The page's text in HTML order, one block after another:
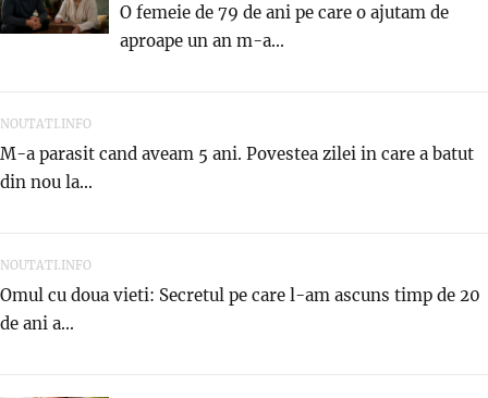
O femeie de 79 de ani pe care o ajutam de
aproape un an m-a...
NOUTATI.INFO
M-a parasit cand aveam 5 ani. Povestea zilei in care a batut
din nou la...
NOUTATI.INFO
Omul cu doua vieti: Secretul pe care l-am ascuns timp de 20
de ani a...